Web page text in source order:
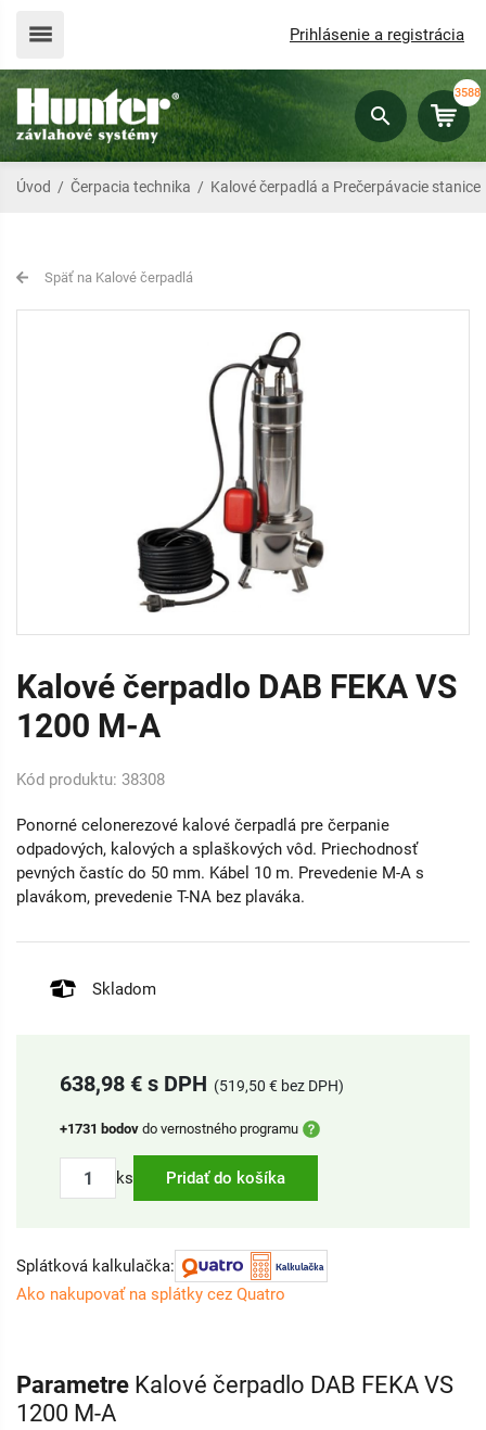
Prihlásenie a registrácia
3588
Úvod / Čerpacia technika / Kalové čerpadlá a Prečerpávacie stanice
Späť na Kalové čerpadlá
Kalové čerpadlo DAB FEKA VS
1200 M-A
Kód produktu: 38308
Ponorné celonerezové kalové čerpadlá pre čerpanie
odpadových, kalových a splaškových vôd. Priechodnosť
pevných častíc do 50 mm. Kábel 10 m. Prevedenie M-A s
plavákom, prevedenie T-NA bez plaváka.
Skladom
638,98 € s DPH (519,50 € bez DPH)
+1731 bodov do vernostného programu
ks Pridať do košíka
Splátková kalkulačka:
Ako nakupovať na splátky cez Quatro
Parametre Kalové čerpadlo DAB FEKA VS
1200 M-A